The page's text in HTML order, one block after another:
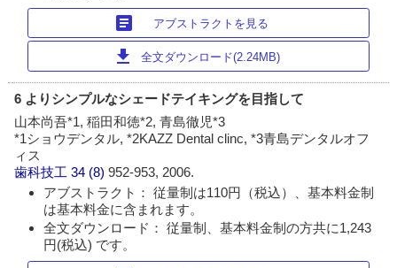
article アブストラクトを見る
download 全文ダウンロード(2.24MB)
6 よりシンプルなシェードテイキングを目指して
山本尚吾*1, 稲田和徳*2, 青島徹児*3
*1ショウデンタル, *2KAZZ Dental clinc, *3青島デンタルオフ
ィス
歯科技工 34 (8)952-953, 2006.
アブストラクト： 従量制は110円（税込）、基本料金制
は基本料金に含まれます。
全文ダウンロード： 従量制、基本料金制の方共に1,243
円(税込) です。